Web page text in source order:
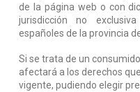
de la página web o con
jurisdicción no
españoles de la provincia
Si se trata de un
afectará a los derechos
vigente, pudiendo elegir